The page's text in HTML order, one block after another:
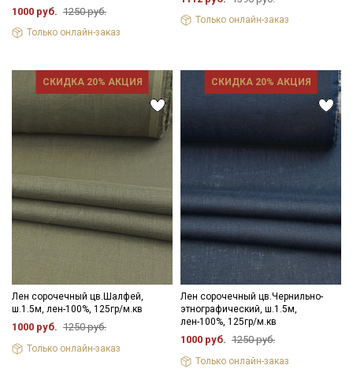
1000 руб. 1250 руб.
Только онлайн-заказ
Только онлайн-заказ
СКИДКА 20% АКЦИЯ
Лен сорочечный цв.Шалфей,
ш.1.5м, лен-100%, 125гр/м.кв
1000 руб. 1250 руб.
Только онлайн-заказ
СКИДКА 20% АКЦИЯ
Лен сорочечный цв.Чернильно-
этнографический, ш.1.5м,
лен-100%, 125гр/м.кв
1000 руб. 1250 руб.
Только онлайн-заказ
Секретная рассылка от Купава
Мы публикуем здесь дополнительные
промокоды и скидки до 30% на узкие
категории тканей